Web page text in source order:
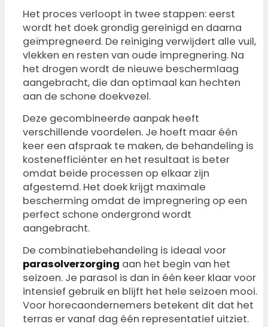
Het proces verloopt in twee stappen: eerst
wordt het doek grondig gereinigd en daarna
geïmpregneerd. De reiniging verwijdert alle vuil,
vlekken en resten van oude impregnering. Na
het drogen wordt de nieuwe beschermlaag
aangebracht, die dan optimaal kan hechten
aan de schone doekvezel.
Deze gecombineerde aanpak heeft
verschillende voordelen. Je hoeft maar één
keer een afspraak te maken, de behandeling is
kostenefficiënter en het resultaat is beter
omdat beide processen op elkaar zijn
afgestemd. Het doek krijgt maximale
bescherming omdat de impregnering op een
perfect schone ondergrond wordt
aangebracht.
De combinatiebehandeling is ideaal voor
parasolverzorging aan het begin van het
seizoen. Je parasol is dan in één keer klaar voor
intensief gebruik en blijft het hele seizoen mooi.
Voor horecaondernemers betekent dit dat het
terras er vanaf dag één representatief uitziet.